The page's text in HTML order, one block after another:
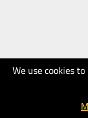
We use cookies